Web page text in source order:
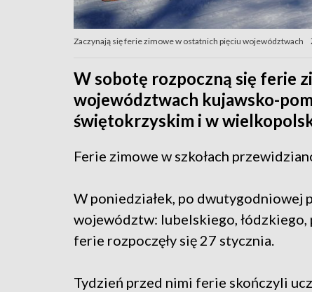
Zaczynają się ferie zimowe w ostatnich pięciu województwach
W sobotę rozpoczną się ferie
województwach kujawsko-
świętokrzyskim i w
Ferie zimowe w szkołach
W poniedziałek, po dwutygodniowej
województw: lubelskiego,
ferie rozpoczęły się 27 stycznia.
Tydzień przed nimi ferie skończyli